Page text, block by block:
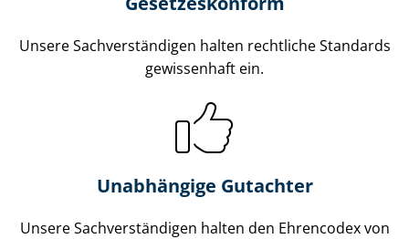
Unsere Sach­ver­stän­di­gen halten rechtliche Standards
gewissenhaft ein.
Unabhängige Gutachter
Unsere Sach­ver­stän­di­gen halten den Ehrencodex von